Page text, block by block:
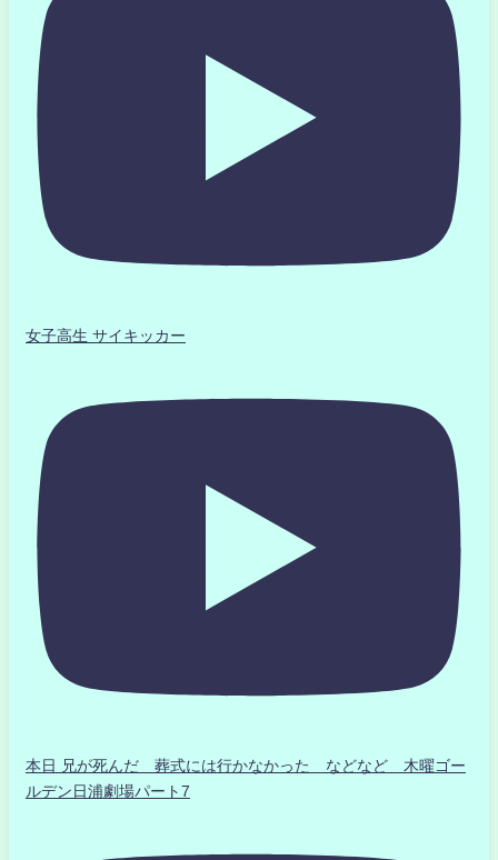
女子高生 サイキッカー
本日 兄が死んだ 葬式には行かなかった などなど 木曜ゴー
ルデン日浦劇場パート7